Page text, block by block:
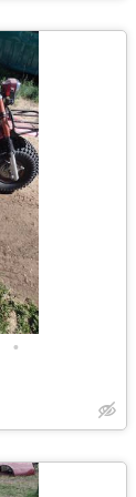
•